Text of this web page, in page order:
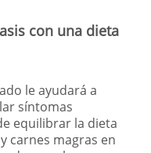
con una dieta
le ayudará a
síntomas
equilibrar la dieta
carnes magras en